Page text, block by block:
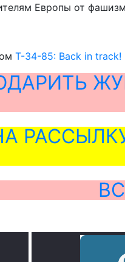
Европы от
Т-34-85: Back in track!